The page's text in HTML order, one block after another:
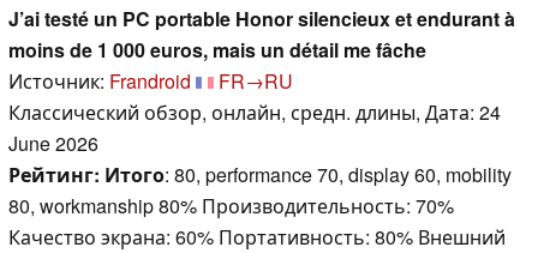
J’ai testé un PC portable Honor silencieux et endurant à
moins de 1 000 euros, mais un détail me fâche
Источник: Frandroid
FR→RU
Классический обзор, онлайн, средн. длины, Дата: 24
June 2026
Рейтинг: Итого: 80, performance 70, display 60, mobility
80, workmanship 80% Производительность: 70%
Качество экрана: 60% Портативность: 80% Внешний